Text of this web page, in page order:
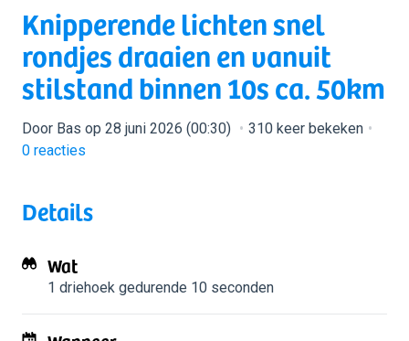
Knipperende lichten snel
rondjes draaien en vanuit
stilstand binnen 10s ca. 50km
Door Bas op 28 juni 2026 (00:30)
310 keer bekeken
0 reacties
Details
Wat
1 driehoek gedurende 10 seconden